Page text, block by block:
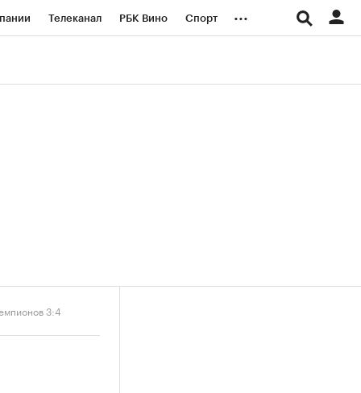
Телеканал РБК Вино Спорт ...
3:4